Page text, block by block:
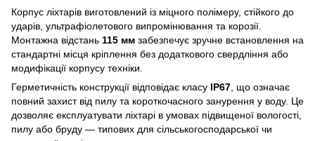
Корпус ліхтарів виготовлений із міцного полімеру, стійкого до
ударів, ультрафіолетового випромінювання та корозії.
Монтажна відстань 115 мм забезпечує зручне встановлення на
стандартні місця кріплення без додаткового свердління або
модифікації корпусу техніки.
Герметичність конструкції відповідає класу IP67, що означає
повний захист від пилу та короткочасного занурення у воду. Це
дозволяє експлуатувати ліхтарі в умовах підвищеної вологості,
пилу або бруду — типових для сільськогосподарської чи